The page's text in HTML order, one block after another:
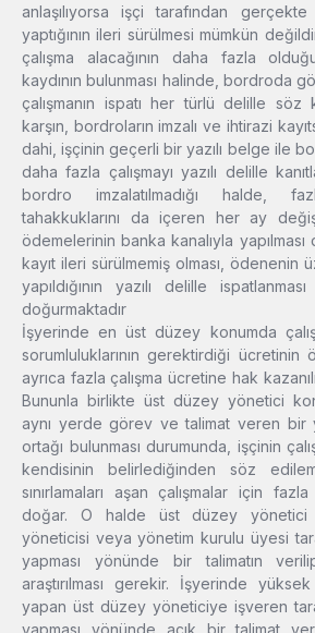
anlaşılıyorsa işçi tarafından
yaptığının ileri sürülmesi mümkün
çalışma alacağının daha fazla
kaydının bulunması halinde, bordroda
çalışmanın ispatı her türlü delille söz
karşın, bordroların imzalı ve ihtirazi
dahi, işçinin geçerli bir yazılı belge ile
daha fazla çalışmayı yazılı delille
bordro imzalatılmadığı halde,
tahakkuklarını da içeren her ay
ödemelerinin banka kanalıyla
kayıt ileri sürülmemiş olması, ödenenin
yapıldığının yazılı delille
doğurmaktadır
İşyerinde en üst düzey konumda
sorumluluklarının gerektirdiği ücretinin
ayrıca fazla çalışma ücretine hak
Bununla birlikte üst düzey yönetici
aynı yerde görev ve talimat veren
ortağı bulunması durumunda, işçinin
kendisinin belirlediğinden söz
sınırlamaları aşan çalışmalar için
doğar. O halde üst düzey yönetici
yöneticisi veya yönetim kurulu üyesi
yapması yönünde bir talimatın
araştırılması gerekir. İşyerinde
yapan üst düzey yöneticiye işveren